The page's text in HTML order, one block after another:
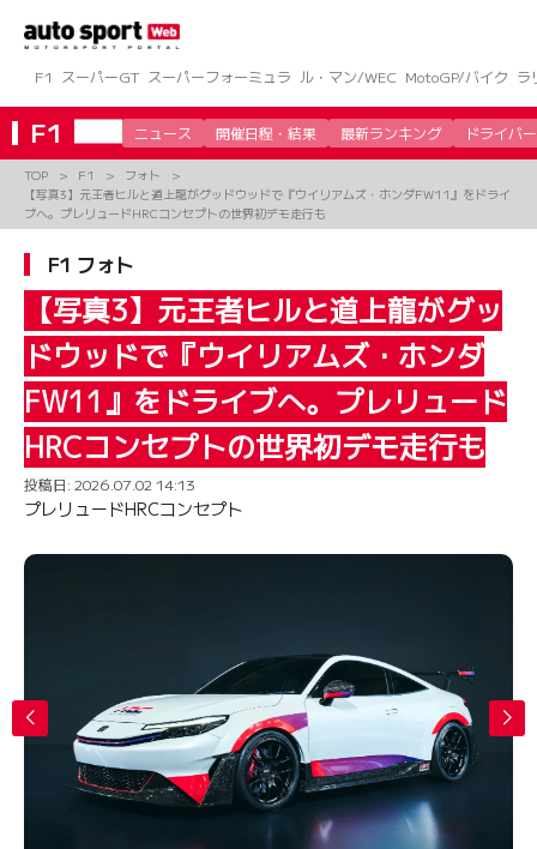
ツ
へ
ス
キ
F1 スーパーGT スーパーフォーミュラ ル・マン/WEC MotoGP/バイク ラ
F1 ニュース 開催日程・結果 最新ランキング ドライバー
TOP F1
フォト
【写真3】元王者ヒルと道上龍がグッドウッドで『ウイリアムズ・ホンダFW11』をドライ
ブへ。プレリュードHRCコンセプトの世界初デモ走行も
F1 フォト
【写真3】元王者ヒルと道上龍がグッ
ドウッドで『ウイリアムズ・ホンダ
FW11』をドライブへ。プレリュード
HRCコンセプトの世界初デモ走行も
投稿日: 2026.07.02 14:13
プレリュードHRCコンセプト